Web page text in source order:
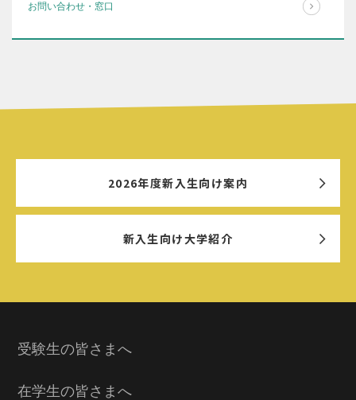
お問い合わせ・窓口
2026年度新入生向け案内
新入生向け大学紹介
受験生の皆さまへ
在学生の皆さまへ